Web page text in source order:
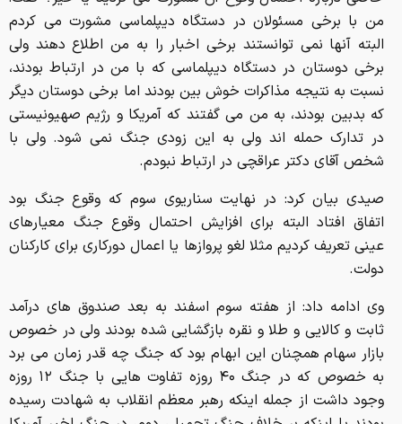
من با برخی مسئولان در دستگاه دیپلماسی مشورت می کردم
البته آنها نمی توانستند برخی اخبار را به من اطلاع دهند ولی
برخی دوستان در دستگاه دیپلماسی که با من در ارتباط بودند،
نسبت به نتیجه مذاکرات خوش بین بودند اما برخی دوستان دیگر
که بدبین بودند، به من می گفتند که آمریکا و رژیم صهیونیستی
در تدارک حمله اند ولی به این زودی جنگ نمی شود. ولی با
شخص آقای دکتر عراقچی در ارتباط نبودم.
صیدی بیان کرد: در نهایت سناریوی سوم که وقوع جنگ بود
اتفاق افتاد البته برای افزایش احتمال وقوع جنگ معیارهای
عینی تعریف کردیم مثلا لغو پروازها یا اعمال دورکاری برای کارکنان
دولت.
وی ادامه داد: از هفته سوم اسفند به بعد صندوق های درآمد
ثابت و کالایی و طلا و نقره بازگشایی شده بودند ولی در خصوص
بازار سهام همچنان این ابهام بود که جنگ چه قدر زمان می برد
به خصوص که در جنگ ۴۰ روزه تفاوت هایی با جنگ ۱۲ روزه
وجود داشت از جمله اینکه رهبر معظم انقلاب به شهادت رسیده